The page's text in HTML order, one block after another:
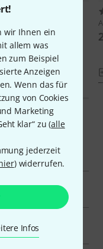
wir Ihnen ein
allem was
zum Beispiel
Anzeigen
Wenn das für
von Cookies
Marketing
klar“ zu (alle
jederzeit
) widerrufen.
Infos
zur
für 180 €–220 €